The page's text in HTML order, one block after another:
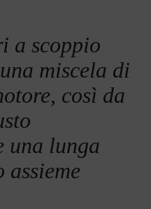
a scoppio
miscela di
così da
una lunga
assieme